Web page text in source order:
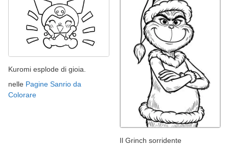
Kuromi esplode di gioia.
nelle Pagine Sanrio da
Colorare
Il Grinch sorridente